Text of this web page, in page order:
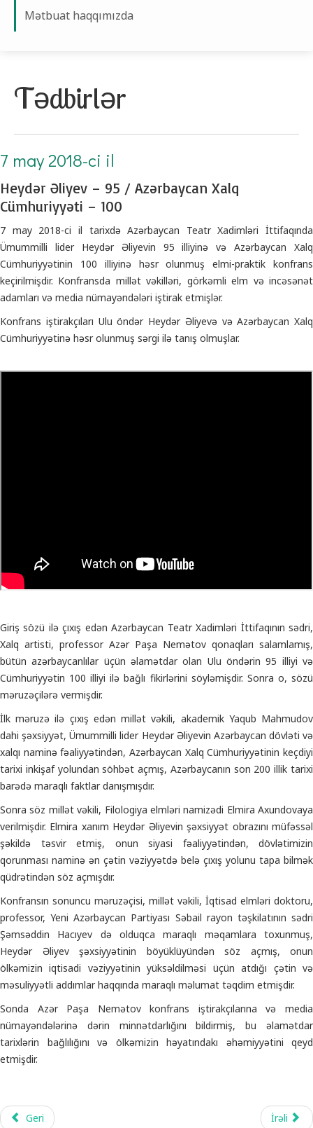
Mətbuat haqqımızda
Tədbirlər
7 may 2018-ci il
Heydər Əliyev – 95 / Azərbaycan Xalq
Cümhuriyyəti – 100
7 may 2018-ci il tarixdə Azərbaycan Teatr Xadimləri İttifaqında
Ümummilli lider Heydər Əliyevin 95 illiyinə və Azərbaycan Xalq
Cümhuriyyətinin 100 illiyinə həsr olunmuş elmi-praktik konfrans
keçirilmişdir. Konfransda millət vəkilləri, görkəmli elm və incəsənət
adamları və media nümayəndələri iştirak etmişlər.
Konfrans iştirakçıları Ulu öndər Heydər Əliyevə və Azərbaycan Xalq
Cümhuriyyətinə həsr olunmuş sərgi ilə tanış olmuşlar.
Giriş sözü ilə çıxış edən Azərbaycan Teatr Xadimləri İttifaqının sədri,
Xalq artisti, professor Azər Paşa Nemətov qonaqları salamlamış,
bütün azərbaycanlılar üçün əlamətdar olan Ulu öndərin 95 illiyi və
Cümhuriyyətin 100 illiyi ilə bağlı fikirlərini söyləmişdir. Sonra o, sözü
məruzəçilərə vermişdir.
İlk məruzə ilə çıxış edən millət vəkili, akademik Yaqub Mahmudov
dahi şəxsiyyət, Ümummilli lider Heydər Əliyevin Azərbaycan dövləti və
xalqı naminə fəaliyyətindən, Azərbaycan Xalq Cümhuriyyətinin keçdiyi
tarixi inkişaf yolundan söhbət açmış, Azərbaycanın son 200 illik tarixi
barədə maraqlı faktlar danışmışdır.
Sonra söz millət vəkili, Filologiya elmləri namizədi Elmira Axundovaya
verilmişdir. Elmira xanım Heydər Əliyevin şəxsiyyət obrazını müfəssəl
şəkildə təsvir etmiş, onun siyasi fəaliyyətindən, dövlətimizin
qorunması naminə ən çətin vəziyyətdə belə çıxış yolunu tapa bilmək
qüdrətindən söz açmışdır.
Konfransın sonuncu məruzəçisi, millət vəkili, İqtisad elmləri doktoru,
professor, Yeni Azərbaycan Partiyası Səbail rayon təşkilatının sədri
Şəmsəddin Hacıyev də olduqca maraqlı məqamlara toxunmuş,
Heydər Əliyev şəxsiyyətinin böyüklüyündən söz açmış, onun
ölkəmizin iqtisadi vəziyyətinin yüksəldilməsi üçün atdığı çətin və
məsuliyyətli addımlar haqqında maraqlı məlumat təqdim etmişdir.
Sonda Azər Paşa Nemətov konfrans iştirakçılarına və media
nümayəndələrinə dərin minnətdarlığını bildirmiş, bu əlamətdar
tarixlərin bağlılığını və ölkəmizin həyatındakı əhəmiyyətini qeyd
etmişdir.
Geri İrəli